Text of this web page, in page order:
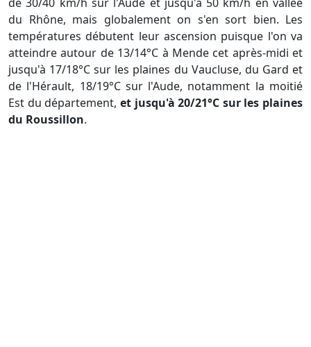
du Rhône, mais globalement on s'en sort bien. Les
températures débutent leur ascension puisque l'on va
atteindre autour de 13/14°C à Mende cet après-midi et
jusqu'à 17/18°C sur les plaines du Vaucluse, du Gard et
de l'Hérault, 18/19°C sur l'Aude, notamment la moitié
Est du département, et jusqu'à 20/21°C sur les plaines
du Roussillon.